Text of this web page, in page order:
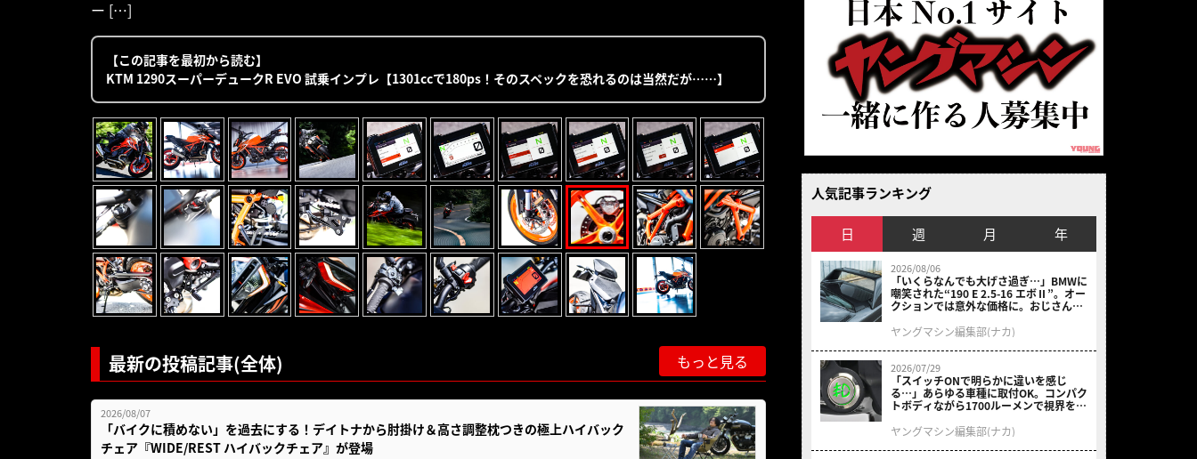
ー […]
【この記事を最初から読む】
KTM 1290スーパーデュークR EVO 試乗インプレ【1301ccで180ps！そのスペックを恐れるのは当然だが……】
最新の投稿記事(全体) もっと見る
2026/08/07
「バイクに積めない」を過去にする！デイトナから肘掛け＆高さ調整枕つきの極上ハイバック
チェア『WIDE/REST ハイバックチェア』が登場
人気記事ランキング
日 週 月 年
2026/08/06
「いくらなんでも大げさ過ぎ…」BMWに
嘲笑された“190 E 2.5-16 エボⅡ”。オー
クションでは意外な価格に。おじさん達
ヤングマシン編集部(ナカ)
2026/07/29
「スイッチONで明らかに違いを感じ
る…」あらゆる車種に取付OK。コンパク
トボディながら1700ルーメンで視界を確
ニット プレシャスレイ スモール］
ヤングマシン編集部(ナカ)